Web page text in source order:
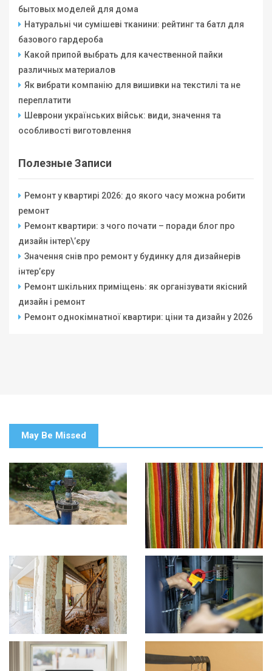
бытовых моделей для дома
Натуральні чи сумішеві тканини: рейтинг та батл для
базового гардероба
Какой припой выбрать для качественной пайки
различных материалов
Як вибрати компанію для вишивки на текстилі та не
переплатити
Шеврони українських військ: види, значення та
особливості виготовлення
Полезные Записи
Ремонт у квартирі 2026: до якого часу можна робити
ремонт
Ремонт квартири: з чого почати – поради блог про
дизайн інтер\’єру
Значення снів про ремонт у будинку для дизайнерів
інтер’єру
Ремонт шкільних приміщень: як організувати якісний
дизайн і ремонт
Ремонт однокімнатної квартири: ціни та дизайн у 2026
May Be Missed